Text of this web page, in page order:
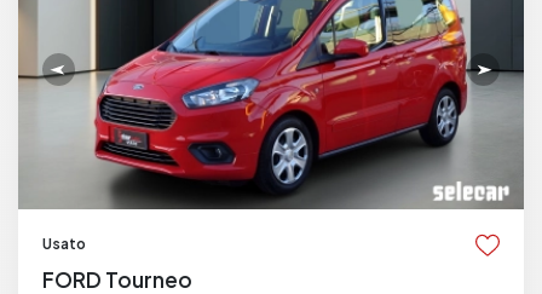
Usato
FORD Tourneo